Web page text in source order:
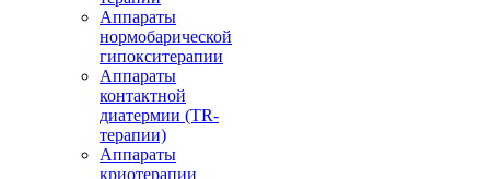
Аппараты
нормобарической
гипокситерапии
Аппараты
контактной
диатермии (TR-
терапии)
Аппараты
криотерапии